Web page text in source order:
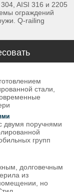
AISI 316 и 2205
ограждений
Q-railing
стали,
двумя поручнями
групп
долговечным
из
но